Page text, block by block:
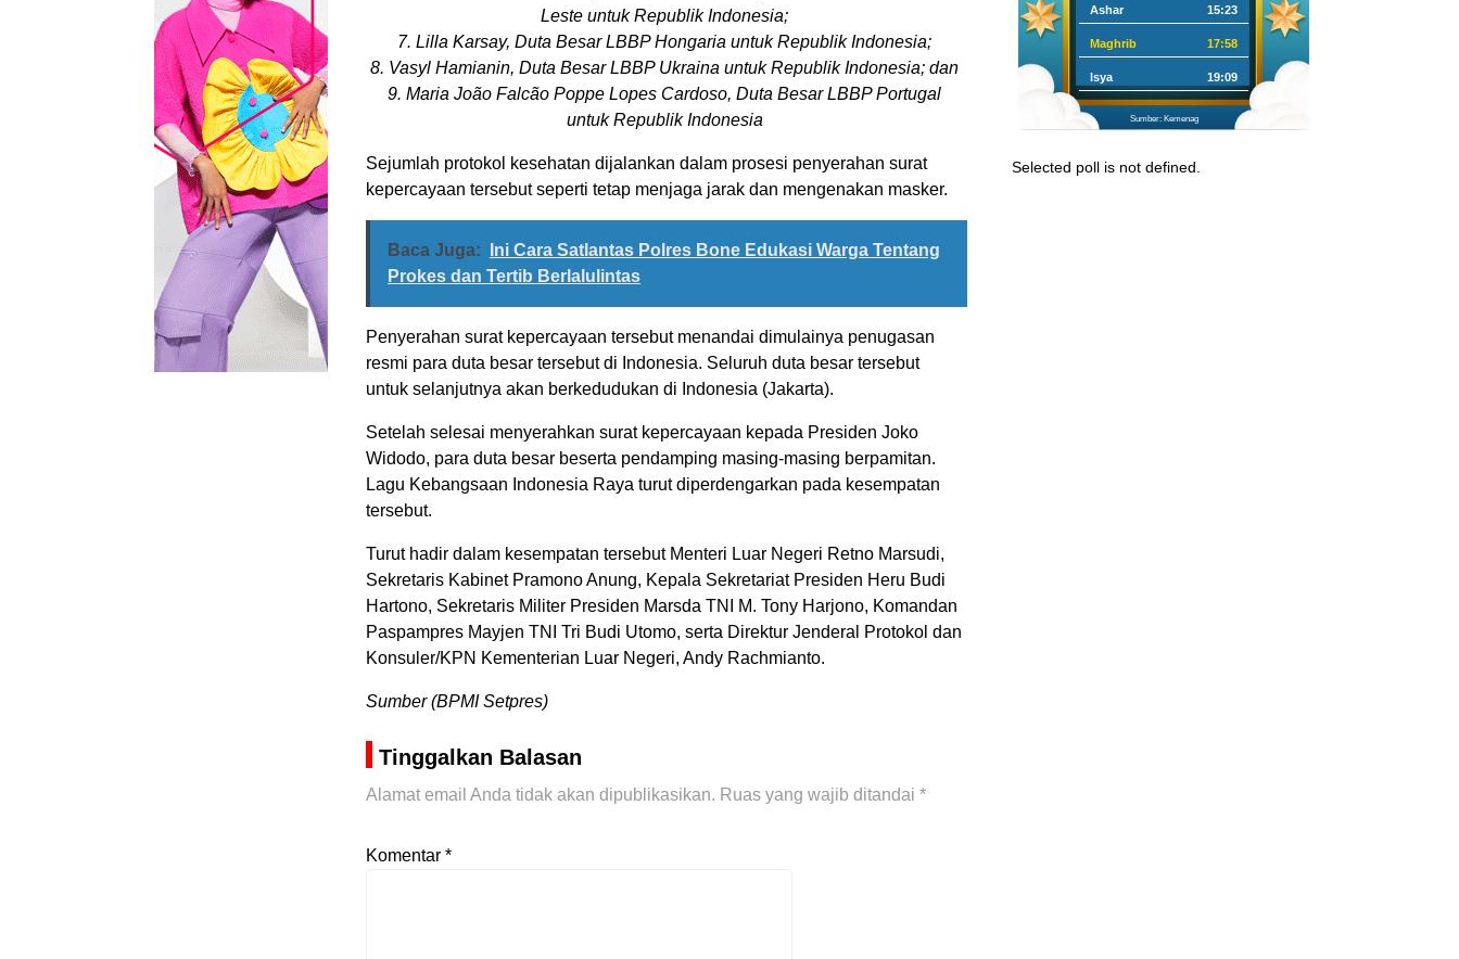
Leste untuk Republik Indonesia;
7. Lilla Karsay, Duta Besar LBBP Hongaria untuk Republik Indonesia;
8. Vasyl Hamianin, Duta Besar LBBP Ukraina untuk Republik Indonesia; dan
9. Maria João Falcão Poppe Lopes Cardoso, Duta Besar LBBP Portugal
untuk Republik Indonesia
Sejumlah protokol kesehatan dijalankan dalam prosesi penyerahan surat
kepercayaan tersebut seperti tetap menjaga jarak dan mengenakan masker.
Baca Juga:
Ini Cara Satlantas Polres Bone Edukasi Warga Tentang
Prokes dan Tertib Berlalulintas
Penyerahan surat kepercayaan tersebut menandai dimulainya penugasan
resmi para duta besar tersebut di Indonesia. Seluruh duta besar tersebut
untuk selanjutnya akan berkedudukan di Indonesia (Jakarta).
Setelah selesai menyerahkan surat kepercayaan kepada Presiden Joko
Widodo, para duta besar beserta pendamping masing-masing berpamitan.
Lagu Kebangsaan Indonesia Raya turut diperdengarkan pada kesempatan
tersebut.
Turut hadir dalam kesempatan tersebut Menteri Luar Negeri Retno Marsudi,
Sekretaris Kabinet Pramono Anung, Kepala Sekretariat Presiden Heru Budi
Hartono, Sekretaris Militer Presiden Marsda TNI M. Tony Harjono, Komandan
Paspampres Mayjen TNI Tri Budi Utomo, serta Direktur Jenderal Protokol dan
Konsuler/KPN Kementerian Luar Negeri, Andy Rachmianto.
Sumber (BPMI Setpres)
Tinggalkan Balasan
Alamat email Anda tidak akan dipublikasikan. Ruas yang wajib ditandai *
Komentar *
Ashar 15:23
Maghrib 17:58
Isya 19:09
Sumber: Kemenag
Selected poll is not defined.